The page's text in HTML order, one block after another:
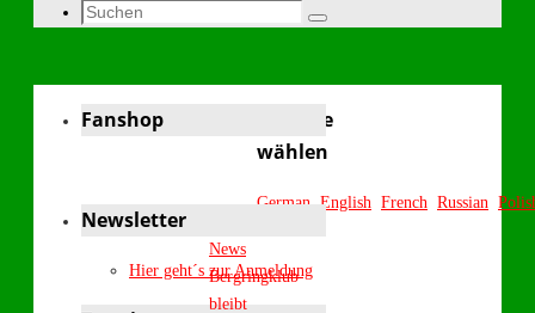
Suchen
Suchen
Sprache
wählen
German English French Russian
Start
News
Bergringklub
bleibt
Fanshop
Newsletter
Hier geht´s zur Anmeldung